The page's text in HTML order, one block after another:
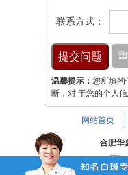
联系方式：
温馨提示： 您所填的
断，对 于您的个人
网站首页
合肥华
医院